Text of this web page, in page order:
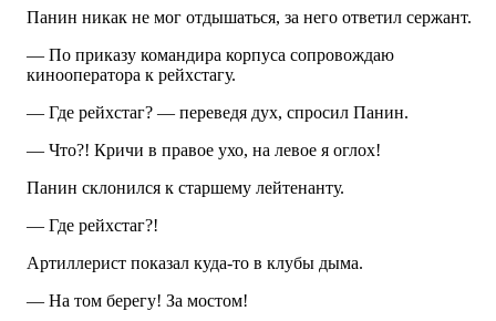
Панин никак не мог отдышаться, за него ответил сержант.
— По приказу командира корпуса сопровождаю
кинооператора к рейхстагу.
— Где рейхстаг? — переведя дух, спросил Панин.
— Что?! Кричи в правое ухо, на левое я оглох!
Панин склонился к старшему лейтенанту.
— Где рейхстаг?!
Артиллерист показал куда-то в клубы дыма.
— На том берегу! За мостом!